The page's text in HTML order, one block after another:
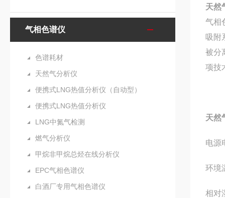
气相色谱仪
色谱耗材
天然气分析仪
便携式LNG热值分析仪（自动型）
便携式LNG热值分析仪
LNG中氮气检测
燃气分析仪
甲烷非甲烷总烃在线分析仪
EPC气相色谱仪
白酒厂专用气相色谱仪
天然
气相
吸附
被分
项技
天然
电源
环境
相对